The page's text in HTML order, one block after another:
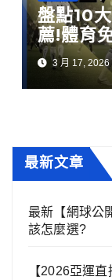
盤點10
薦!體育
3 月 17, 2026
最新文章
最新【網球公
該怎麼選?
【2026亞運